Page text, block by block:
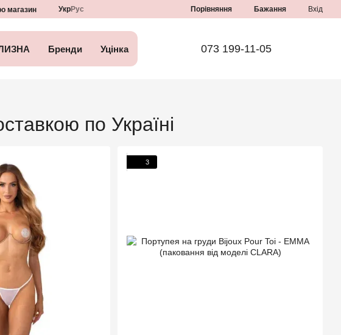
магазин УкрРус Порівняння Бажання Вхід
Бренди Уцінка 073 199-11-05
по Україні
3